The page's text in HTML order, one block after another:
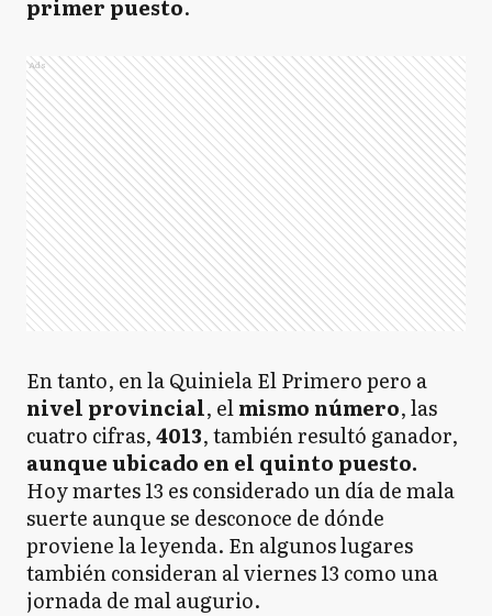
primer puesto.
Ads
En tanto, en la Quiniela El Primero pero a
nivel provincial, elmismo número, las
cuatro cifras,4013, también resultó ganador,
aunque ubicado en el quinto puesto.
Hoy martes 13 es considerado un día de mala
suerte aunque se desconoce de dónde
proviene la leyenda. En algunos lugares
también consideran al viernes 13 como una
jornada de mal augurio.